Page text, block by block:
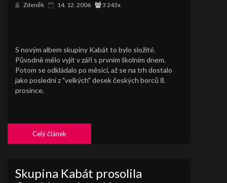
Zdeněk 14. 12. 2006 3 243x
S novým albem skupiny Kabát to bylo složité.
Původně mělo vyjít v září s prvním školním dnem.
Potom se odkládalo po měsíci, až se na trh dostalo
jako poslední z "velkých" desek českých borců 8.
prosince.
Celý článek
Skupina Kabát prosolila